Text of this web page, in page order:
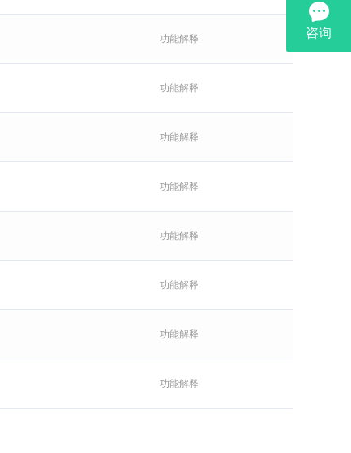
功能解释
功能解释
功能解释
功能解释
功能解释
功能解释
功能解释
功能解释